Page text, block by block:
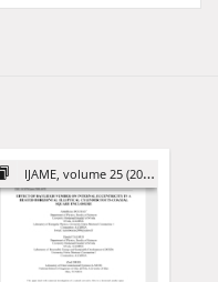
IJAME, volume 25 (2020)